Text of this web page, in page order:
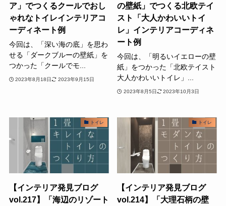
ア」でつくるクールでおし
ゃれなトイレインテリアコ
ーディネート例
今回は、「深い海の底」を思わ
せる「ダークブルーの壁紙」を
つかった「クールでモ...
2023年8月18日 2023年9月15日
の壁紙」でつくる北欧テイ
スト「大人かわいいトイ
レ」インテリアコーディネ
ート例
今回は、「明るいイエローの壁
紙」をつかった「北欧テイスト
大人かわいいトイレ」...
2023年8月5日 2023年10月3日
トイレ
【インテリア発見ブログ
vol.217】「海辺のリゾート
トイレ
【インテリア発見ブログ
vol.214】「大理石柄の壁